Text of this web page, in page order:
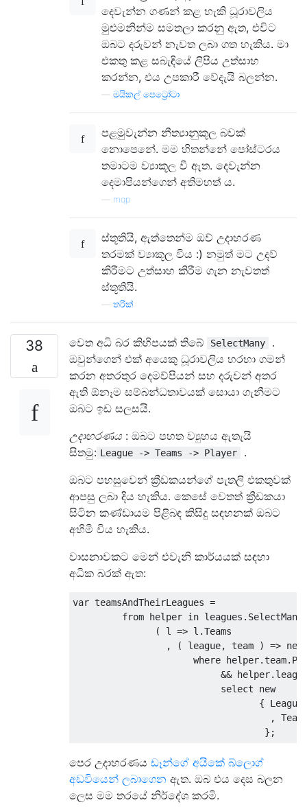
දෙවැන්න ගණන් කළ හැකි ධූරාවලිය
මුළුමනින්ම සමතලා කරනු ඇත, එවිට
ඔබට දරුවන් නැවත ලබා ගත හැකිය. මා
එකතු කළ සබැඳියේ ලිපිය උත්සාහ
කරන්න, එය උපකාරී වේදැයි බලන්න.
මයිකල් පෙට්‍රෝටා
පළමුවැන්න නීත්‍යානුකූල බවක්
නොපෙනේ. මම හිතන්නේ පෝස්ටරය
තමාටම ව්‍යාකූල වී ඇත. දෙවැන්න
දෙමාපියන්ගෙන් අතිමහත් ය.
mqp
ස්තූතියි, ඇත්තෙන්ම ඔව් උදාහරණ
තරමක් ව්‍යාකූල විය :) නමුත් මට උදව්
කිරීමට උත්සාහ කිරීම ගැන නැවතත්
ස්තූතියි.
තරික්
38 වෙත අධි බර කිහිපයක් තිබේ SelectMany
.
ඔවුන්ගෙන් එක් අයෙකු ධූරාවලිය හරහා ගමන්
කරන අතරතුර දෙමව්පියන් සහ දරුවන් අතර
ඇති ඕනෑම සම්බන්ධතාවයක් සොයා ගැනීමට
ඔබට ඉඩ සලසයි.
උදාහරණය : ඔබට පහත ව්‍යුහය ඇතැයි
සිතමු: League -> Teams -> Player
.
ඔබට පහසුවෙන් ක්‍රීඩකයන්ගේ පැතලි එකතුවක්
ආපසු ලබා දිය හැකිය. කෙසේ වෙතත් ක්‍රීඩකයා
සිටින කණ්ඩායම පිළිබඳ කිසිදු සඳහනක් ඔබට
අහිමි විය හැකිය.
වාසනාවකට මෙන් එවැනි කාර්යයක් සඳහා
අධික බරක් ඇත:
var teamsAndTheirLeagues =
from helper in leagues . SelectMany
(
l => l .Teams
,
( league, team ) => new
where helper.team.
&& helper.
select
new
{
,
Team
};
පෙර උදාහරණය ඩෑන්ගේ අයිකේ බ්ලොග්
අඩවියෙන් ලබාගෙන ඇත. ඔබ එය දෙස බලන
ලෙස මම තරයේ නිර්දේශ කරමි.